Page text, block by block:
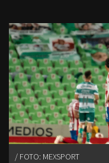
FOTO: MEXSPORT